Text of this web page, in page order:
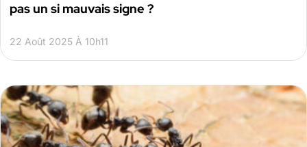
pas un si mauvais signe ?
22 Août 2025 À 10h11